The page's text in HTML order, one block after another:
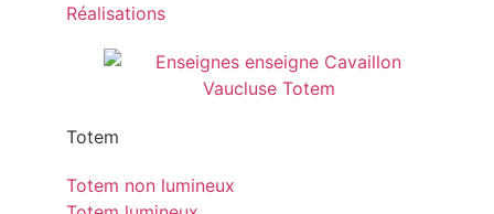
Réalisations
Totem
Totem non lumineux